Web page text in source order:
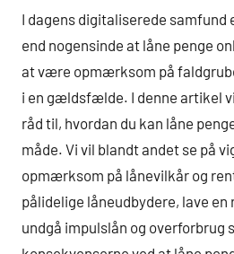
I dagens digitaliserede samfund
end nogensinde at låne penge
at være opmærksom på
i en gældsfælde. I denne artikel
råd til, hvordan du kan låne
måde. Vi vil blandt andet se på
opmærksom på lånevilkår og
pålidelige låneudbydere, lave
undgå impulslån og overforbrug